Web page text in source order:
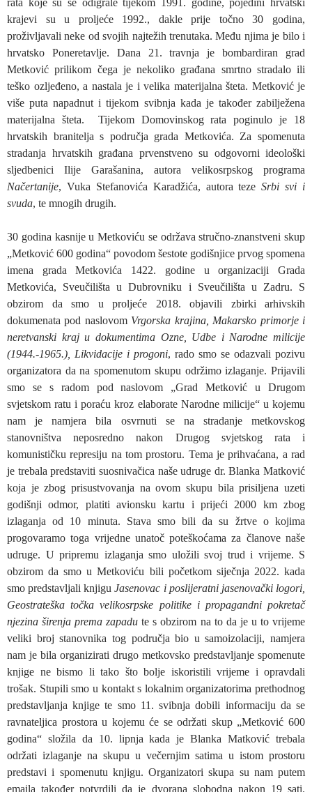
krajevi su u proljeće 1992., dakle prije točno 30 godina,
proživljavali neke od svojih najtežih trenutaka. Među njima je bilo i
hrvatsko Poneretavlje. Dana 21. travnja je bombardiran grad
Metković prilikom čega je nekoliko građana smrtno stradalo ili
teško ozljeđeno, a nastala je i velika materijalna šteta. Metković je
više puta napadnut i tijekom svibnja kada je također zabilježena
materijalna šteta. Tijekom Domovinskog rata poginulo je 18
hrvatskih branitelja s područja grada Metkovića. Za spomenuta
stradanja hrvatskih građana prvenstveno su odgovorni ideološki
sljedbenici Ilije Garašanina, autora velikosrpskog programa
Načertanije, Vuka Stefanovića Karadžića, autora tezeSrbi svi i
svuda, te mnogih drugih.
30 godina kasnije u Metkoviću se održava stručno-znanstveni skup
„Metković 600 godina“ povodom šestote godišnjice prvog spomena
imena grada Metkovića 1422. godine u organizaciji Grada
Metkovića, Sveučilišta u Dubrovniku i Sveučilišta u Zadru. S
obzirom da smo u proljeće 2018. objavili zbirki arhivskih
dokumenata pod naslovom Vrgorska krajina, Makarsko primorje i
neretvanski kraj u dokumentima Ozne, Udbe i Narodne milicije
(1944.-1965.), Likvidacije i progoni, rado smo se odazvali pozivu
organizatora da na spomenutom skupu održimo izlaganje. Prijavili
smo se s radom pod naslovom „Grad Metković u Drugom
svjetskom ratu i poraću kroz elaborate Narodne milicije“ u kojemu
nam je namjera bila osvrnuti se na stradanje metkovskog
stanovništva neposredno nakon Drugog svjetskog rata i
komunističku represiju na tom prostoru. Tema je prihvaćana, a rad
je trebala predstaviti suosnivačica naše udruge dr. Blanka Matković
koja je zbog prisustvovanja na ovom skupu bila prisiljena uzeti
godišnji odmor, platiti avionsku kartu i prijeći 2000 km zbog
izlaganja od 10 minuta. Stava smo bili da su žrtve o kojima
progovaramo toga vrijedne unatoč poteškoćama za članove naše
udruge. U pripremu izlaganja smo uložili svoj trud i vrijeme. S
obzirom da smo u Metkoviću bili početkom siječnja 2022. kada
smo predstavljali knjiguJasenovac i poslijeratni jasenovački logori,
Geostrateška točka velikosrpske politike i propagandni pokretač
njezina širenja prema zapadu te s obzirom na to da je u to vrijeme
veliki broj stanovnika tog područja bio u samoizolaciji, namjera
nam je bila organizirati drugo metkovsko predstavljanje spomenute
knjige ne bismo li tako što bolje iskoristili vrijeme i opravdali
trošak. Stupili smo u kontakt s lokalnim organizatorima prethodnog
predstavljanja knjige te smo 11. svibnja dobili informaciju da se
ravnateljica prostora u kojemu će se održati skup „Metković 600
godina“ složila da 10. lipnja kada je Blanka Matković trebala
održati izlaganje na skupu u večernjim satima u istom prostoru
predstavi i spomenutu knjigu. Organizatori skupa su nam putem
emaila također potvrdili da je dvorana slobodna nakon 19 sati.